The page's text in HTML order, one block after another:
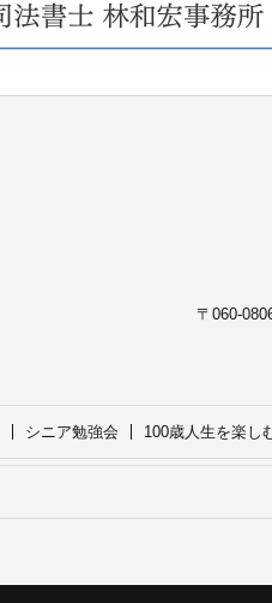
〒060-
シニア勉強会 100歳人生を楽し